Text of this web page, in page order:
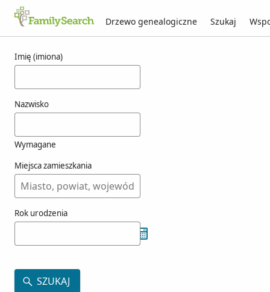
Drzewo genealogiczne Szukaj
Imię (imiona)
Nazwisko
Wymagane
Miejsca zamieszkania
Rok urodzenia
SZUKAJ